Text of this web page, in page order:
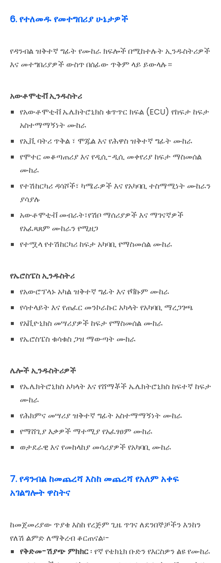
6. የተለመዱ የመተግበሪያ ሁኔታዎች
የዳንብል ዝቅተኛ ግፊት የሙከራ ክፍሎች በሚከተሉት ኢንዱስትሪዎች
እና መተግበሪያዎች ውስጥ በሰፊው ጥቅም ላይ ይውላሉ።
አውቶሞቲቭ ኢንዱስትሪ
የአውቶሞቲቭ ኤሌክትሮኒክስ ቁጥጥር ክፍል (ECU) የከፍታ ከፍታ
አስተማማኝነት ሙከራ
የኢቪ ባትሪ ጥቅል ፣ ሞጁል እና የሕዋስ ዝቅተኛ ግፊት ሙከራ
የሞተር መቆጣጠሪያ እና የዲሲ-ዲሲ መቀየሪያ ከፍታ ማስመሰል
ሙከራ
የተሽከርካሪ ዳሳሾች፣ ካሜራዎች እና የአካባቢ ተስማሚነት ሙከራን
ያሳያሉ
አውቶሞቲቭ መብራት፣የሽቦ ማሰሪያዎች እና ማገናኛዎች
የአፈጻጸም ሙከራን የሚዘጋ
የተሟላ የተሽከርካሪ ከፍታ አካባቢ የማስመሰል ሙከራ
የኤሮስፔስ ኢንዱስትሪ
የአውሮፕላኑ አካል ዝቅተኛ ግፊት እና የቫኩም ሙከራ
የሳተላይት እና የጠፈር መንኮራኩር አካላት የአካባቢ ማረጋገጫ
የአቪዮኒክስ መሣሪያዎች ከፍታ የማስመሰል ሙከራ
የኤሮስፔስ ቁሳቁስ ጋዝ ማውጣት ሙከራ
ሌሎች ኢንዱስትሪዎች
የኤሌክትሮኒክስ አካላት እና የሸማቾች ኤሌክትሮኒክስ ከፍተኛ ከፍታ
ሙከራ
የሕክምና መሣሪያ ዝቅተኛ ግፊት አስተማማኝነት ሙከራ
የማሸጊያ እቃዎች ማተሚያ የአፈፃፀም ሙከራ
ወታደራዊ እና የመከላከያ መሳሪያዎች የአካባቢ ሙከራ
7. የዳንብል ከመጨረሻ እስከ መጨረሻ የአለም አቀፍ
አገልግሎት ዋስትና
ከመጀመሪያው ጥያቄ እስከ የረጅም ጊዜ ጥገና ለደንበኞቻችን እንከን
የለሽ ልምድ ለማቅረብ ቆርጠናል፡-
የቅድመ-ሽያጭ ምክክር፡ የኛ የቴክኒክ ቡድን የእርስዎን ልዩ የሙከራ